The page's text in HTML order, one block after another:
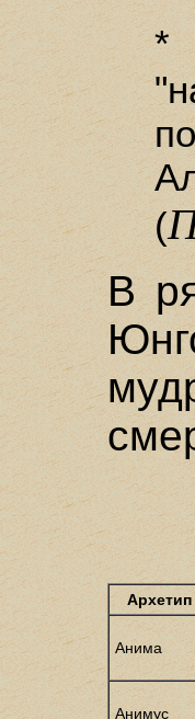
(
В
Архетип
Анима
Анимус